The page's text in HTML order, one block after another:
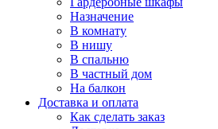
Назначение
В комнату
В нишу
В спальню
В частный дом
На балкон
Доставка и оплата
Как сделать заказ